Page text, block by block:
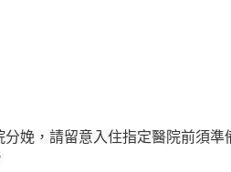
娩，請留意入住指定醫院前須